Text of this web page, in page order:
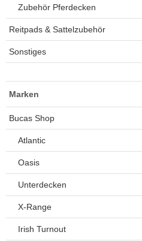
Zubehör Pferdecken
Reitpads & Sattelzubehör
Sonstiges
Marken
Bucas Shop
Atlantic
Oasis
Unterdecken
X-Range
Irish Turnout